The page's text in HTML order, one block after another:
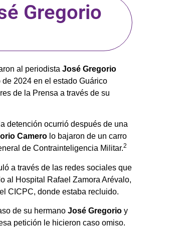
Gregorio
al periodista José Gregorio
2024 en el estado Guárico
de la Prensa a través de su
detención ocurrió después de una
Camero lo bajaron de un carro
de Contrainteligencia Militar.2
a través de las redes sociales que
al Hospital Rafael Zamora Arévalo,
CICPC, donde estaba recluido.
de su hermano José Gregorio y
petición le hicieron caso omiso.